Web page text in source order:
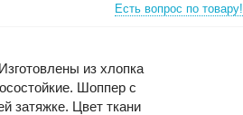
Есть вопрос по товару!
из хлопка
Шоппер с
затяжке. Цвет ткани